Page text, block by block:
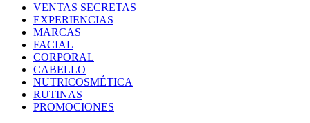
VENTAS SECRETAS
EXPERIENCIAS
MARCAS
FACIAL
CORPORAL
CABELLO
NUTRICOSMÉTICA
RUTINAS
PROMOCIONES